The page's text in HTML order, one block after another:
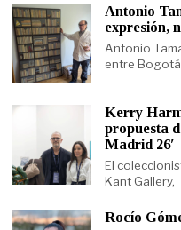
Antonio
expresión,
Antonio
entre
Kerry
propuesta
Madrid 26′
El
Kant Gallery,
Rocío